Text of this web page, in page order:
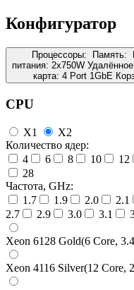
Конфигуратор
Процессоры: Память:
питания: 2x750W
карта: 4 Port 1GbE
CPU
X1
X2
Количество ядер:
4
6 8 10 12
28
Частота, GHz:
1.7
1.9 2.0 2.1
2.7
2.9 3.0 3.1
Xeon 6128 Gold(6 Core,
Xeon 4116 Silver(12 Core,